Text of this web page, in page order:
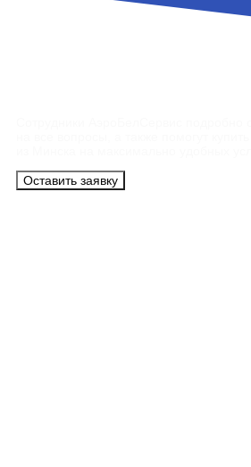
Оставить заявку